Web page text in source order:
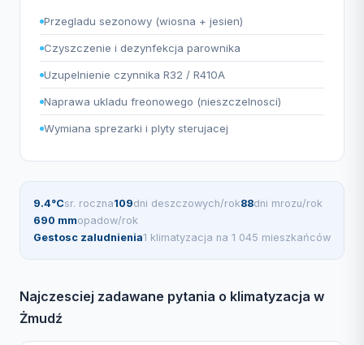
Przegladu sezonowy (wiosna + jesien)
Czyszczenie i dezynfekcja parownika
Uzupelnienie czynnika R32 / R410A
Naprawa ukladu freonowego (nieszczelnosci)
Wymiana sprezarki i plyty sterujacej
9.4°Csr. roczna109dni deszczowych/rok88dni mrozu/rok
690 mmopadow/rok
Gestosc zaludnienia1 klimatyzacja na 1 045 mieszkańców
Najczesciej zadawane pytania o klimatyzacja w
Żmudź